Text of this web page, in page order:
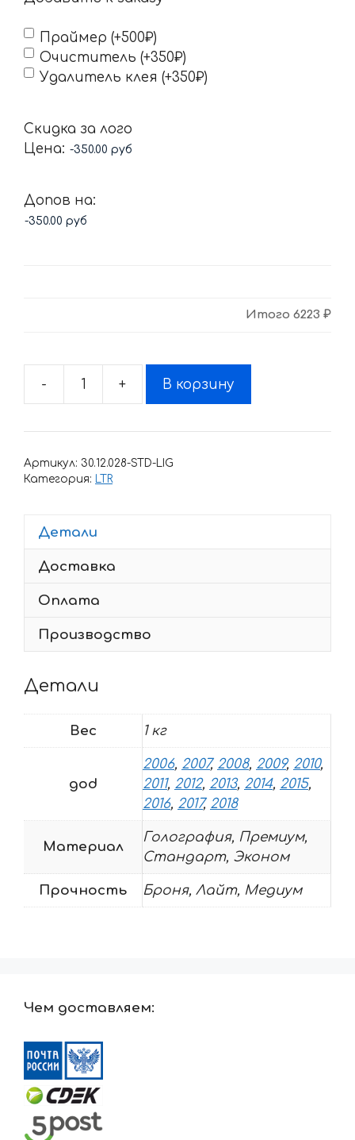
Праймер (+500₽)
Очиститель (+350₽)
Удалитель клея (+350₽)
Скидка за лого
Цена:
Допов на:
Итого 6223 ₽
-
Количество
Комплект
GRADIENT
+ В корзину
Артикул: 30.12.028-STD-LIG
Категория: LTR
Детали
Доставка
Оплата
Производство
Детали
Вес 1 кг
god
2006, 2007, 2008, 2009, 2010,
2011, 2012, 2013, 2014, 2015,
2016, 2017, 2018
Материал
Голография, Премиум,
Стандарт, Эконом
Прочность Броня, Лайт, Медиум
Чем доставляем: